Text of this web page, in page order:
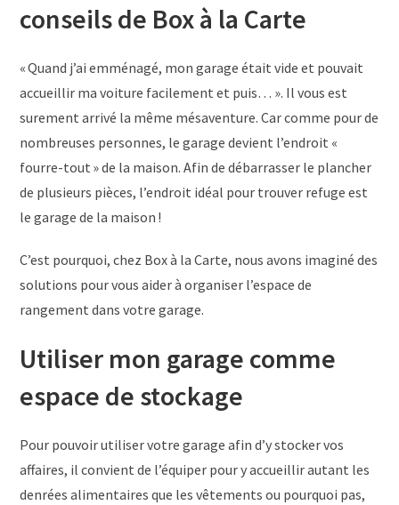
conseils de Box à la Carte
« Quand j’ai emménagé, mon garage était vide et pouvait
accueillir ma voiture facilement et puis… ». Il vous est
surement arrivé la même mésaventure. Car comme pour de
nombreuses personnes, le garage devient l’endroit «
fourre-tout » de la maison. Afin de débarrasser le plancher
de plusieurs pièces, l’endroit idéal pour trouver refuge est
le garage de la maison !
C’est pourquoi, chez Box à la Carte, nous avons imaginé des
solutions pour vous aider à organiser l’espace de
rangement dans votre garage.
Utiliser mon garage comme
espace de stockage
Pour pouvoir utiliser votre garage afin d’y stocker vos
affaires, il convient de l’équiper pour y accueillir autant les
denrées alimentaires que les vêtements ou pourquoi pas,